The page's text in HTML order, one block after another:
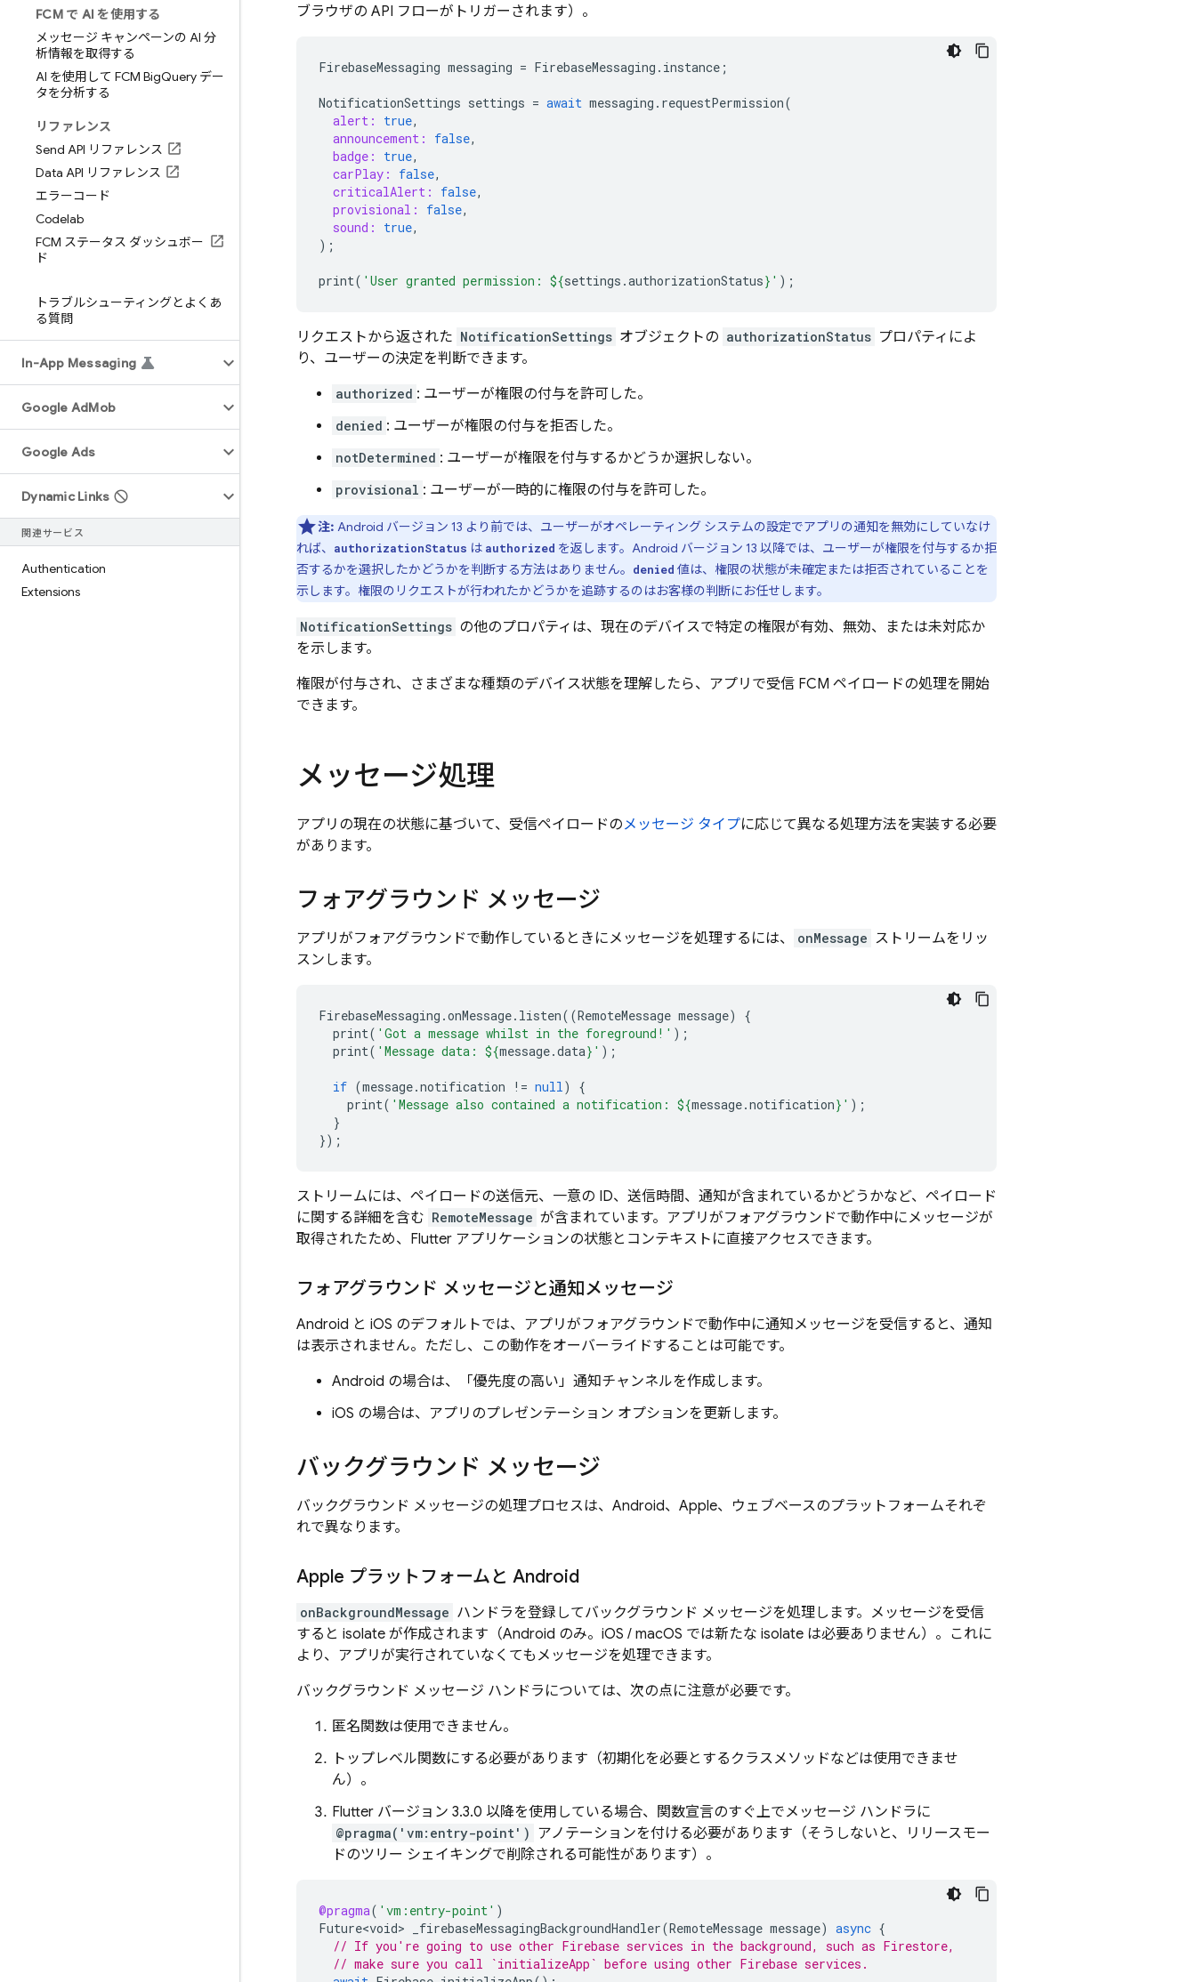
FCM で AI を使用する
メッセージ キャンペーンの AI 分
析情報を取得する
AI を使用して FCM BigQuery デー
タを分析する
リファレンス
Send API リファレンス
Data API リファレンス
エラーコード
Codelab
FCM ステータス ダッシュボー
ド
トラブルシューティングとよくあ
る質問
In-App Messaging
Google AdMob
Google Ads
Dynamic Links
関連サービス
Authentication
Extensions
ブラウザの API フローがトリガーされます）。
FirebaseMessaging messaging = FirebaseMessaging . instance ;
NotificationSettings settings = await messaging . requestPermission(
alert:
true,
announcement:
false,
badge:
true,
carPlay:
false,
criticalAlert:
false,
provisional:
false,
sound:
true,
);
print( 'User granted permission: ${settings .authorizationStatus} ' );
リクエストから返された NotificationSettings オブジェクトの authorizationStatus プロパティによ
り、ユーザーの決定を判断できます。
authorized : ユーザーが権限の付与を許可した。
denied : ユーザーが権限の付与を拒否した。
notDetermined : ユーザーが権限を付与するかどうか選択しない。
provisional : ユーザーが一時的に権限の付与を許可した。
注: Android バージョン 13 より前では、ユーザーがオペレーティング システムの設定でアプリの通知を無効にしていなけ
れば、
authorizationStatus は authorized を返します。Android バージョン 13 以降では、ユーザーが権限を付与するか拒
否するかを選択したかどうかを判断する方法はありません。
denied 値は、権限の状態が未確定または拒否されていることを
示します。権限のリクエストが行われたかどうかを追跡するのはお客様の判断にお任せします。
NotificationSettings の他のプロパティは、現在のデバイスで特定の権限が有効、無効、または未対応か
を示します。
権限が付与され、さまざまな種類のデバイス状態を理解したら、アプリで受信 FCM ペイロードの処理を開始
できます。
メッセージ処理
アプリの現在の状態に基づいて、受信ペイロードのメッセージ タイプに応じて異なる処理方法を実装する必要
があります。
フォアグラウンド メッセージ
アプリがフォアグラウンドで動作しているときにメッセージを処理するには、 onMessage ストリームをリッ
スンします。
FirebaseMessaging .onMessage. listen((RemoteMessage message)
{
print( 'Got a message whilst in the foreground!' );
print( 'Message data: ${message.data} ' );
if (message.notification != null)
{
print( 'Message also contained a notification: ${message.notification} ' );
}
});
ストリームには、ペイロードの送信元、一意の ID、送信時間、通知が含まれているかどうかなど、ペイロード
に関する詳細を含む RemoteMessage が含まれています。アプリがフォアグラウンドで動作中にメッセージが
取得されたため、Flutter アプリケーションの状態とコンテキストに直接アクセスできます。
フォアグラウンド メッセージと通知メッセージ
Android と iOS のデフォルトでは、アプリがフォアグラウンドで動作中に通知メッセージを受信すると、通知
は表示されません。ただし、この動作をオーバーライドすることは可能です。
Android の場合は、「優先度の高い」通知チャンネルを作成します。
iOS の場合は、アプリのプレゼンテーション オプションを更新します。
バックグラウンド メッセージ
バックグラウンド メッセージの処理プロセスは、Android、Apple、ウェブベースのプラットフォームそれぞ
れで異なります。
Apple プラットフォームと Android
onBackgroundMessage ハンドラを登録してバックグラウンド メッセージを処理します。メッセージを受信
すると isolate が作成されます（Android のみ。iOS / macOS では新たな isolate は必要ありません）。これに
より、アプリが実行されていなくてもメッセージを処理できます。
バックグラウンド メッセージ ハンドラについては、次の点に注意が必要です。
匿名関数は使用できません。
トップレベル関数にする必要があります（初期化を必要とするクラスメソッドなどは使用できませ
ん）。
Flutter バージョン 3.3.0 以降を使用している場合、関数宣言のすぐ上でメッセージ ハンドラに
@pragma('vm:entry-point') アノテーションを付ける必要があります（そうしないと、リリースモー
ドのツリー シェイキングで削除される可能性があります）。
@pragma( 'vm:entry-point' )
Future<void>
_firebaseMessagingBackgroundHandler(RemoteMessage message) async {
// If you're going to use other Firebase services in the background, such as Firestore,
// make sure you call `initializeApp` before using other Firebase services.